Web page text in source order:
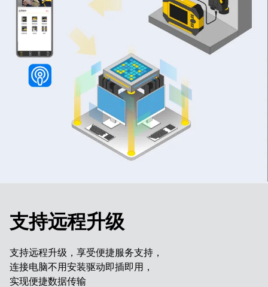
支持远程升级
支持远程升级，享受便捷服务支持，
连接电脑不用安装驱动即插即用，
实现便捷数据传输